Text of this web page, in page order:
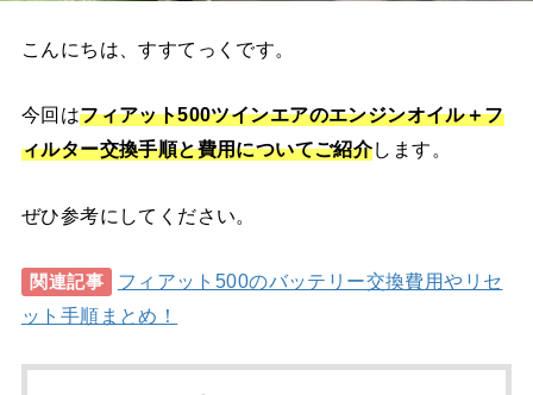
こんにちは、すすてっくです。
今回はフィアット500ツインエアのエンジンオイル＋フ
ィルター交換手順と費用についてご紹介します。
ぜひ参考にしてください。
関連記事
フィアット500のバッテリー交換費用やリセ
ット手順まとめ！